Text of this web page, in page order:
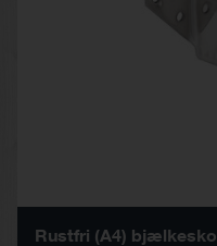
Rustfri (A4) bjælkesko